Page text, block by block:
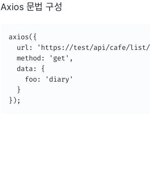
Axios 문법 구성
axios({
url: 'https://test/api/cafe/
  method: 'get',
  data: {
    foo: 'diary'
  }
});